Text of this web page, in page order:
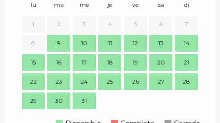
lu ma me je ve sa di
1 2 3 4 5 6 7
8 9 10 11 12 13 14
15 16 17 18 19 20 21
22 23 24 25 26 27 28
29 30 31